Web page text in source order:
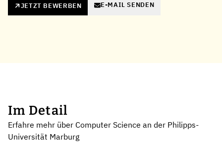
JETZT BEWERBEN E-MAIL SENDEN
Im Detail
Erfahre mehr über Computer Science an der Philipps-
Universität Marburg